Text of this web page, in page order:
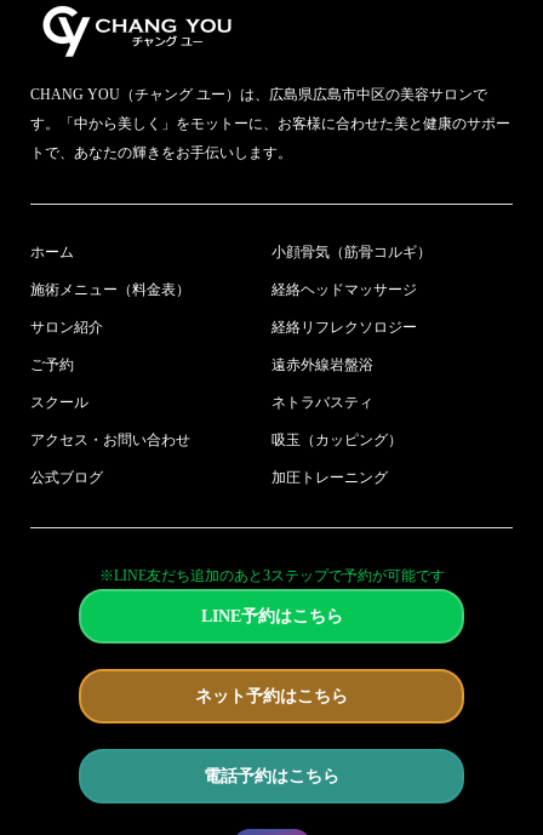
CHANG YOU（チャング ユー）は、広島県広島市中区の美容サロンで
す。「中から美しく」をモットーに、お客様に合わせた美と健康のサポー
トで、あなたの輝きをお手伝いします。
ホーム
施術メニュー（料金表）
サロン紹介
ご予約
スクール
アクセス・お問い合わせ
公式ブログ
小顔骨気（筋骨コルギ）
経絡ヘッドマッサージ
経絡リフレクソロジー
遠赤外線岩盤浴
ネトラバスティ
吸玉（カッピング）
加圧トレーニング
※LINE友だち追加のあと3ステップで予約が可能です
LINE予約はこちら
ネット予約はこちら
電話予約はこちら